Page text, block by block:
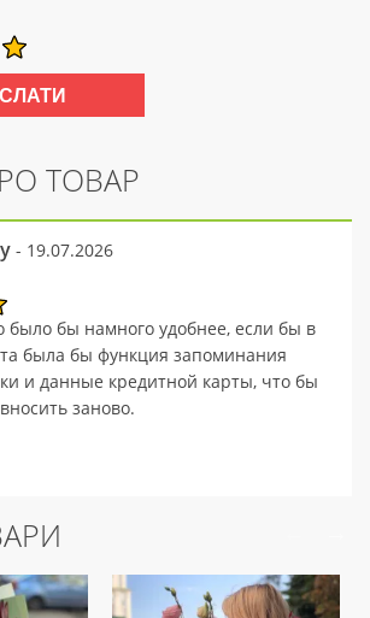
ТОВАР
- 19.07.2026
было бы намного удобнее, если бы в
была бы функция запоминания
и данные кредитной карты, что бы
заново.